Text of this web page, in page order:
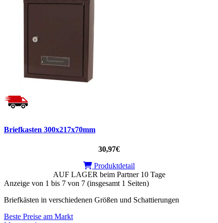
Briefkasten 300x217x70mm
30,97€
Produktdetail
AUF LAGER beim Partner 10 Tage
Anzeige von 1 bis 7 von 7 (insgesamt 1 Seiten)
Briefkästen in verschiedenen Größen und Schattierungen
Beste Preise am Markt